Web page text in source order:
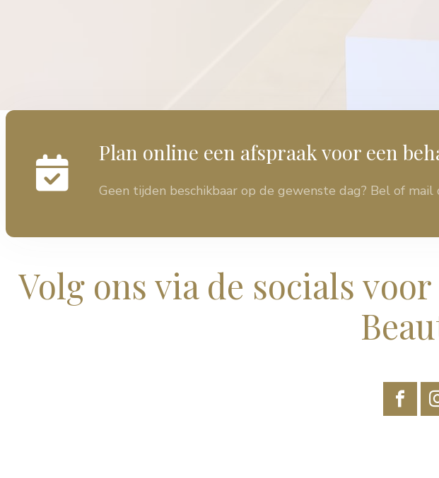
Plan online een afspraak voor een
Geen tijden beschikbaar op de gewenste dag? Bel of mail
Volg ons via de socials